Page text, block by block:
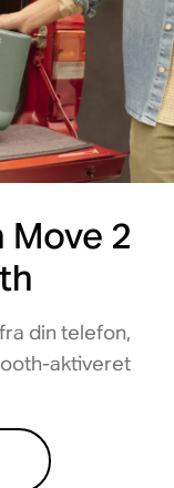
Move 2
din telefon,
aktiveret